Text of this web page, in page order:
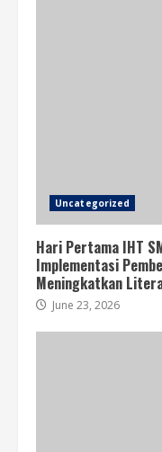
Uncategorized
Hari Pertama IHT
Implementasi
Meningkatkan
June 23, 2026